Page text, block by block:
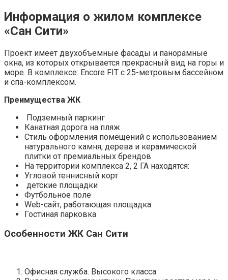
Информация о жилом комплексе
«Сан Сити»
Проект имеет двухобъемные фасады и панорамные
окна, из которых открывается прекрасный вид на горы и
море. В комплексе: Encore FIT с 25-метровым бассейном
и спа-комплексом.
Преимущества ЖК
Подземный паркинг
Канатная дорога на пляж
Стиль оформления помещений с использованием
натурального камня, дерева и керамической
плитки от премиальных брендов
На территории комплекса 2, 2 ГА находятся:
Угловой теннисный корт
детские площадки
Футбольное поле
Web-сайт, работающая площадка
Гостиная парковка
Особенности ЖК Сан Сити
Офисная служба. Высокого класса